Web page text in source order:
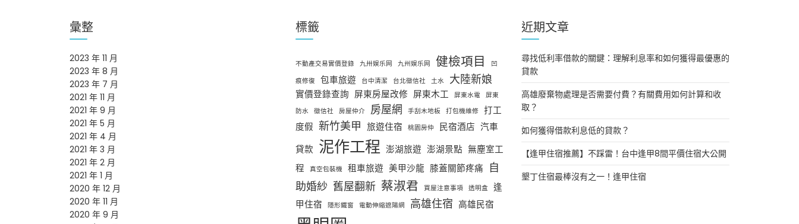
彙整
2023 年 11 月
2023 年 8 月
2023 年 7 月
2021 年 11 月
2021 年 9 月
2021 年 5 月
2021 年 4 月
2021 年 3 月
2021 年 2 月
2021 年 1 月
2020 年 12 月
2020 年 11 月
2020 年 9 月
標籤
不動產交易實價登錄 九卅娱乐网 九州娱乐网 健檢項目
凹
痕修復
包車旅遊 台中清潔 台北徵信社 土水 大陸新娘
實價登錄查詢 屏東房屋改修 屏東木工 屏東水電 屏東
防水 徵信社 房屋仲介 房屋網 手刮木地板 打包機維修 打工
度假 新竹美甲 旅遊住宿 桃園房仲 民宿酒店 汽車
貸款 泥作工程 澎湖旅遊 澎湖景點 無塵室工
程
真空包裝機 租車旅遊 美甲沙龍 膝蓋關節疼痛
自
助婚紗 舊屋翻新 蔡淑君 買屋注意事項 透明盒
逢
甲住宿
隱形鐵窗 電動伸縮遮陽網 高雄住宿 高雄民宿
近期文章
尋找低利率借款的關鍵：理解利息率和如何獲得最優惠的
貸款
高雄廢棄物處理是否需要付費？有關費用如何計算和收
取？
如何獲得借款利息低的貸款？
【逢甲住宿推薦】不踩雷！台中逢甲8間平價住宿大公開
墾丁住宿最棒沒有之一！逢甲住宿